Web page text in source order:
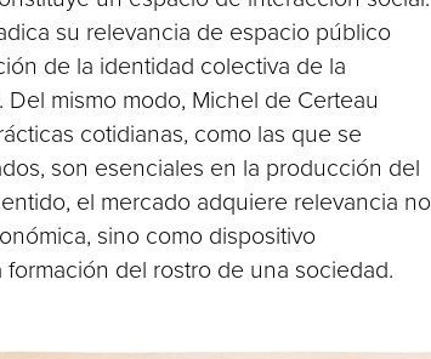
su relevancia de espacio público
de la identidad colectiva de la
Del mismo modo, Michel de Certeau
cotidianas, como las que se
son esenciales en la producción del
el mercado adquiere relevancia no
sino como dispositivo
del rostro de una sociedad.